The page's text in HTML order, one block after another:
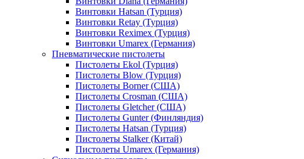
Винтовки Hatsan (Турция)
Винтовки Retay (Турция)
Винтовки Reximex (Турция)
Винтовки Umarex (Германия)
Пневматические пистолеты
Пистолеты Ekol (Турция)
Пистолеты Blow (Турция)
Пистолеты Borner (США)
Пистолеты Crosman (США)
Пистолеты Gletcher (США)
Пистолеты Gunter (Финляндия)
Пистолеты Hatsan (Турция)
Пистолеты Stalker (Китай)
Пистолеты Umarex (Германия)